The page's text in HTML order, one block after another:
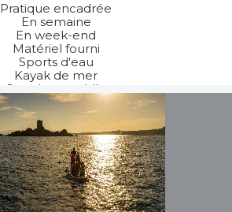
Pratique encadrée
En semaine
En week-end
Matériel fourni
Sports d'eau
Kayak de mer
Stand up paddle